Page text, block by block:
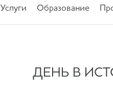
Услуги Образование
ДЕНЬ В